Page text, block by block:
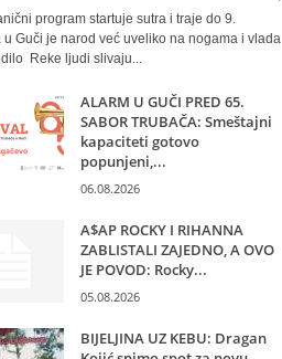
program startuje sutra i traje do 9.
u Guči je narod već uveliko na nogama i vlada
Reke ljudi slivaju...
ALARM U GUČI PRED 65.
SABOR TRUBAČA: Smeštajni
kapaciteti gotovo
popunjeni,...
06.08.2026
A$AP ROCKY I RIHANNA
ZABLISTALI ZAJEDNO, A OVO
JE POVOD: Rocky...
05.08.2026
BIJELJINA UZ KEBU: Dragan